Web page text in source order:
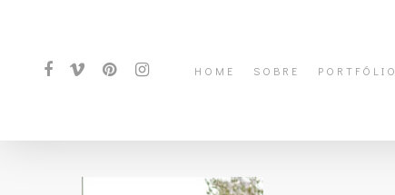
HOME SOBRE PORTFÓLIO